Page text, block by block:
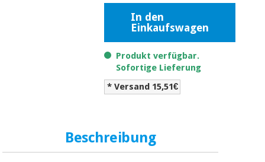
In den
Einkaufswagen
Produkt verfügbar.
Sofortige Lieferung
* Versand 15,51€
Beschreibung